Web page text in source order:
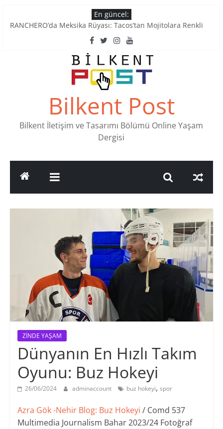
to
En güncel:
Tatlı Konuşalım: Ankara’nın 4 Köklü Pastanesi
RANCHERO’da Meksika Rüyası: Tacos’tan Mojitolara Renkli
Pullardaki tarih: PTT Pul Müzesi
Stamp Collectors Unite: Places to Find Stamps in Ankara
Bilkent Post
Bilkent İletişim ve Tasarımı Bölümü Online Yaşam
Dergisi
ZİNDE YAŞAM
Dünyanın En Hızlı Takım
Oyunu: Buz Hokeyi
26/06/2024 adminaccount buz hokeyi, spor
Azra Gök -Nehir Blog: Buz Hokeyi / Comd 537
Multimedia Journalism Bahar 2023/24 Fotoğraf